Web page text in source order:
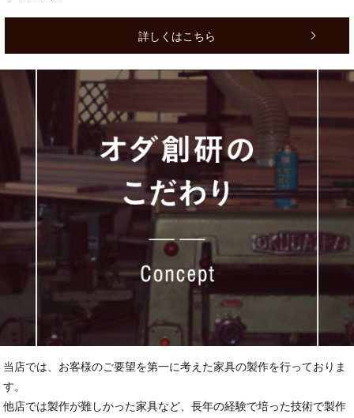
詳しくはこちら
当店では、お客様のご要望を第一に考えた家具の製作を行っておりま
す。
他店では製作が難しかった家具など、長年の経験で培った技術で製作